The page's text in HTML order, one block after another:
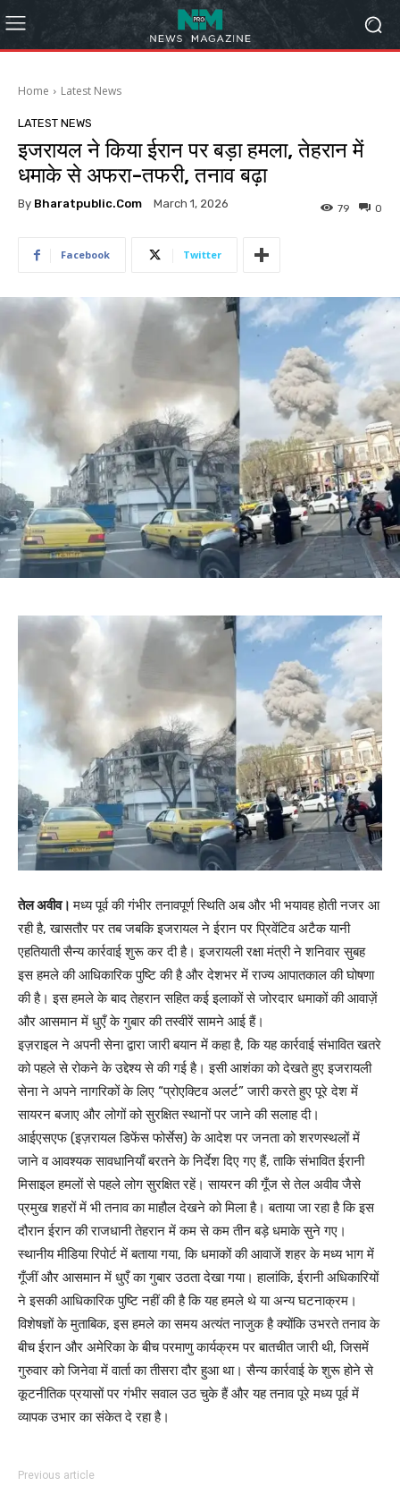
Home Latest News
LATEST NEWS
इजरायल ने किया ईरान पर बड़ा हमला, तेहरान में
धमाके से अफरा-तफरी, तनाव बढ़ा
By Bharatpublic.com March 1, 2026 0
79
Facebook Twitter
तेल अवीव।मध्य पूर्व की गंभीर तनावपूर्ण स्थिति अब और भी भयावह होती नजर आ
रही है, खासतौर पर तब जबकि इजरायल ने ईरान पर प्रिवेंटिव अटैक यानी
एहतियाती सैन्य कार्रवाई शुरू कर दी है। इजरायली रक्षा मंत्री ने शनिवार सुबह
इस हमले की आधिकारिक पुष्टि की है और देशभर में राज्य आपातकाल की घोषणा
की है। इस हमले के बाद तेहरान सहित कई इलाकों से जोरदार धमाकों की आवाज़ें
और आसमान में धुएँ के गुबार की तस्वीरें सामने आई हैं।
इज़राइल ने अपनी सेना द्वारा जारी बयान में कहा है, कि यह कार्रवाई संभावित खतरे
को पहले से रोकने के उद्देश्य से की गई है। इसी आशंका को देखते हुए इजरायली
सेना ने अपने नागरिकों के लिए “प्रोएक्टिव अलर्ट” जारी करते हुए पूरे देश में
सायरन बजाए और लोगों को सुरक्षित स्थानों पर जाने की सलाह दी।
आईएसएफ (इज़रायल डिफेंस फोर्सेस) के आदेश पर जनता को शरणस्थलों में
जाने व आवश्यक सावधानियाँ बरतने के निर्देश दिए गए हैं, ताकि संभावित ईरानी
मिसाइल हमलों से पहले लोग सुरक्षित रहें। सायरन की गूँज से तेल अवीव जैसे
प्रमुख शहरों में भी तनाव का माहौल देखने को मिला है। बताया जा रहा है कि इस
दौरान ईरान की राजधानी तेहरान में कम से कम तीन बड़े धमाके सुने गए।
स्थानीय मीडिया रिपोर्ट में बताया गया, कि धमाकों की आवाजें शहर के मध्य भाग में
गूँजीं और आसमान में धुएँ का गुबार उठता देखा गया। हालांकि, ईरानी अधिकारियों
ने इसकी आधिकारिक पुष्टि नहीं की है कि यह हमले थे या अन्य घटनाक्रम।
विशेषज्ञों के मुताबिक, इस हमले का समय अत्यंत नाजुक है क्योंकि उभरते तनाव के
बीच ईरान और अमेरिका के बीच परमाणु कार्यक्रम पर बातचीत जारी थी, जिसमें
गुरुवार को जिनेवा में वार्ता का तीसरा दौर हुआ था। सैन्य कार्रवाई के शुरू होने से
कूटनीतिक प्रयासों पर गंभीर सवाल उठ चुके हैं और यह तनाव पूरे मध्य पूर्व में
व्यापक उभार का संकेत दे रहा है।
Previous article